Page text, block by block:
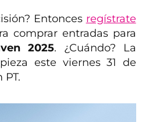
Entonces regístrate
comprar entradas para
2025. ¿Cuándo? La
este viernes 31 de
PT.